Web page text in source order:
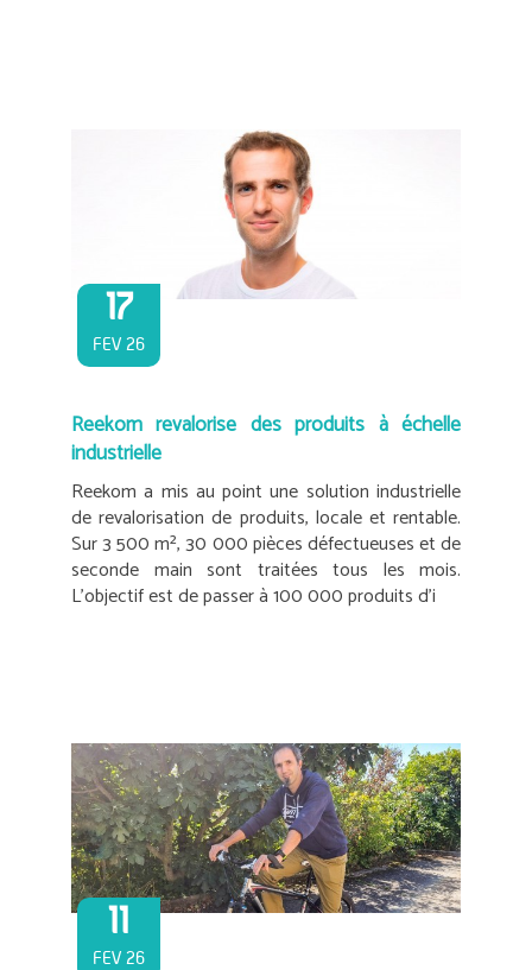
17
FEV 26
Reekom revalorise des produits à échelle
industrielle
Reekom a mis au point une solution industrielle
de revalorisation de produits, locale et rentable.
Sur 3 500 m², 30 000 pièces défectueuses et de
seconde main sont traitées tous les mois.
L’objectif est de passer à 100 000 produits d’i
11
FEV 26